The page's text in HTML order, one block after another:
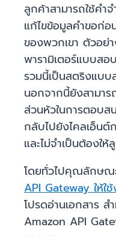
ลูกค้าสามารถใช้คำ
แก้ไขข้อมูลคำขอก่อ
ของพวกเขา ตัวอย่
พารามิเตอร์แบบสอ
รวมนี้เป็นสตริงแบ
นอกจากนี้ยังสามาร
ส่วนหัวในการตอบ
กลับไปยังไคลเอ็น
และไม่จำเป็นต้องให้
โดยทั่วไปคุณลักษณ
API Gateway ให้ใ
โปรดอ่านเอกสาร
Amazon API